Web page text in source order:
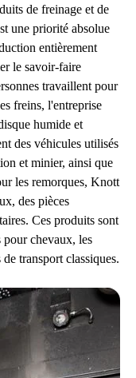
de freinage et de
une priorité absolue
entièrement
le savoir-faire
travaillent pour
freins, l'entreprise
humide et
des véhicules utilisés
et minier, ainsi que
les remorques, Knott
des pièces
Ces produits sont
pour chevaux, les
transport classiques.